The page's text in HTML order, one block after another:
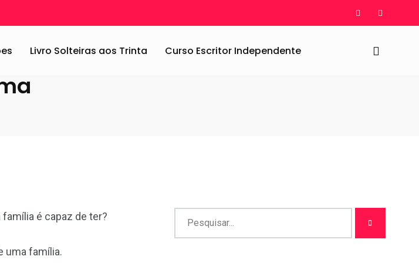
Livro Solteiras aos Trinta Curso Escritor Independente
é capaz de ter?
uma família.